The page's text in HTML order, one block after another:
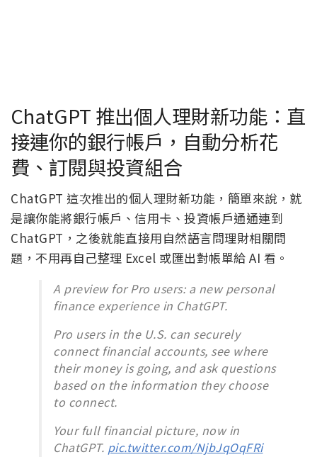
ChatGPT 推出個人理財新功能：直
接連你的銀行帳戶，自動分析花
費、訂閱與投資組合
ChatGPT 這次推出的個人理財新功能，簡單來說，就
是讓你能將銀行帳戶、信用卡、投資帳戶通通連到
ChatGPT，之後就能直接用自然語言問理財相關問
題，不用再自己整理 Excel 或匯出對帳單給 AI 看。
A preview for Pro users: a new personal
finance experience in ChatGPT.
Pro users in the U.S. can securely
connect financial accounts, see where
their money is going, and ask questions
based on the information they choose
to connect.
Your full financial picture, now in
ChatGPT. pic.twitter.com/NjbJqOqFRi